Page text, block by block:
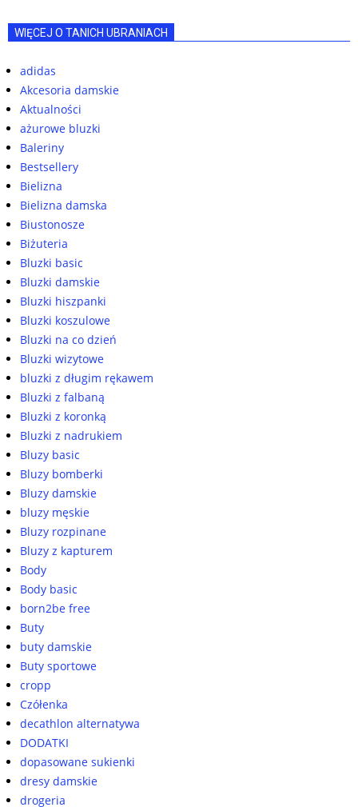
WIĘCEJ O TANICH UBRANIACH
adidas
Akcesoria damskie
Aktualności
ażurowe bluzki
Baleriny
Bestsellery
Bielizna
Bielizna damska
Biustonosze
Biżuteria
Bluzki basic
Bluzki damskie
Bluzki hiszpanki
Bluzki koszulowe
Bluzki na co dzień
Bluzki wizytowe
bluzki z długim rękawem
Bluzki z falbaną
Bluzki z koronką
Bluzki z nadrukiem
Bluzy basic
Bluzy bomberki
Bluzy damskie
bluzy męskie
Bluzy rozpinane
Bluzy z kapturem
Body
Body basic
born2be free
Buty
buty damskie
Buty sportowe
cropp
Czółenka
decathlon alternatywa
DODATKI
dopasowane sukienki
dresy damskie
drogeria